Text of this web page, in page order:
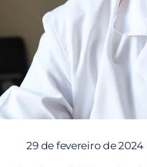
29 de fevereiro de 2024